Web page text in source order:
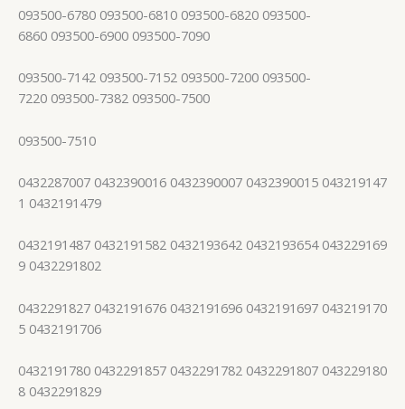
093500-6780 093500-6810 093500-6820 093500-
6860 093500-6900 093500-7090
093500-7142 093500-7152 093500-7200 093500-
7220 093500-7382 093500-7500
093500-7510
0432287007 0432390016 0432390007 0432390015 043219147
1 0432191479
0432191487 0432191582 0432193642 0432193654 043229169
9 0432291802
0432291827 0432191676 0432191696 0432191697 043219170
5 0432191706
0432191780 0432291857 0432291782 0432291807 043229180
8 0432291829